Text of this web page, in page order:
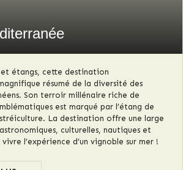
étangs, cette destination
résumé de la diversité des
Son terroir millénaire riche de
est marqué par l’étang de
La destination offre une large
culturelles, nautiques et
l’expérience d’un vignoble sur mer !